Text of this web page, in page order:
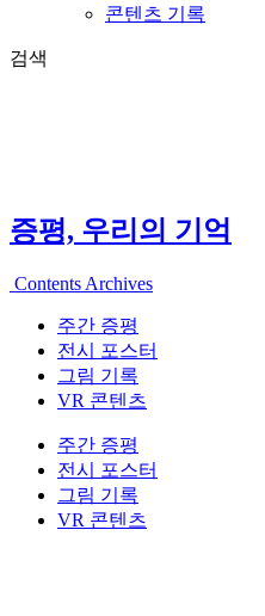
콘텐츠 기록
검색
증평, 우리의 기억
Contents Archives
주간 증평
전시 포스터
그림 기록
VR 콘텐츠
주간 증평
전시 포스터
그림 기록
VR 콘텐츠